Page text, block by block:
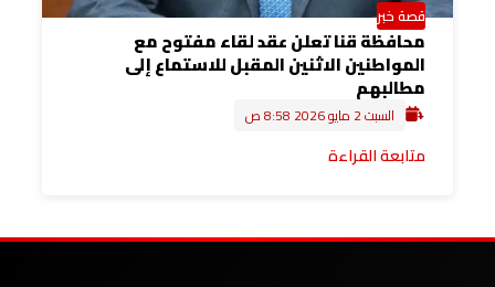
قصة خبر
محافظة قنا تعلن عقد لقاء مفتوح مع
المواطنين الاثنين المقبل للاستماع إلى
مطالبهم
السبت 2 مايو 2026 8:58 ص
متابعة القراءة